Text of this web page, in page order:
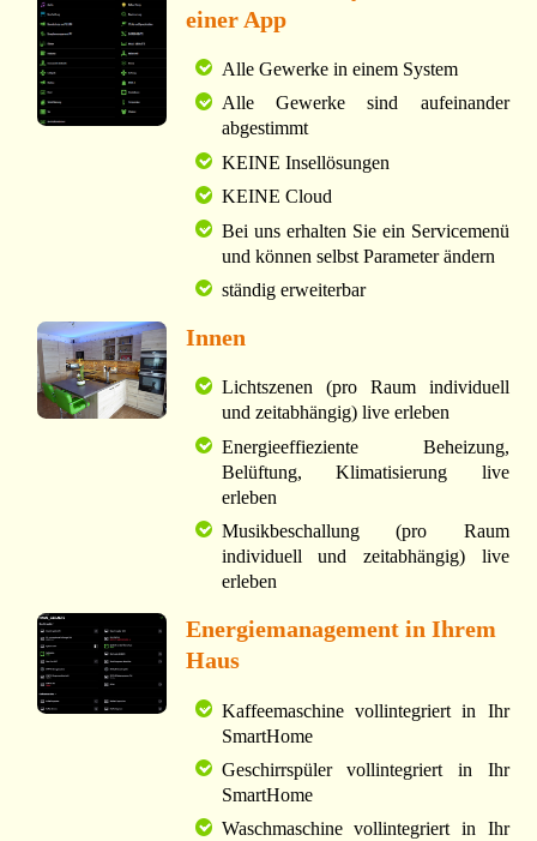
einer App
Alle Gewerke in einem System
Alle Gewerke sind aufeinander
abgestimmt
KEINE Insellösungen
KEINE Cloud
Bei uns erhalten Sie ein Servicemenü
und können selbst Parameter ändern
ständig erweiterbar
Innen
Lichtszenen (pro Raum individuell
und zeitabhängig) live erleben
Energieeffieziente Beheizung,
Belüftung, Klimatisierung live
erleben
Musikbeschallung (pro Raum
individuell und zeitabhängig) live
erleben
Energiemanagement in Ihrem
Haus
Kaffeemaschine vollintegriert in Ihr
SmartHome
Geschirrspüler vollintegriert in Ihr
SmartHome
Waschmaschine vollintegriert in Ihr